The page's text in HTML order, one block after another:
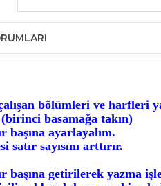
bölümleri ve harfleri
(birinci basamağa takın)
başına ayarlayalım.
sayısını arttırır.
başına getirilerek yazma